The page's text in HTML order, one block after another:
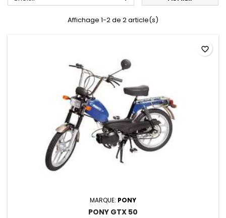
Affichage 1-2 de 2 article(s)
MARQUE: PONY
PONY GTX 50
favorite_border